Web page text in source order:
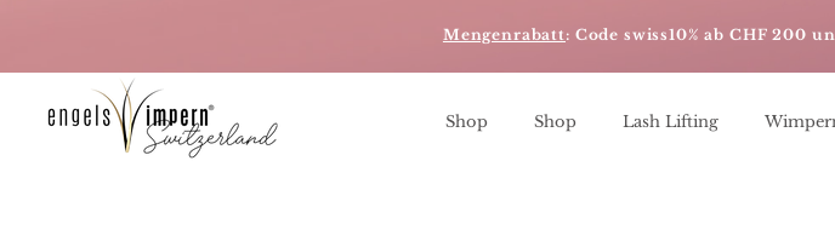
Mengenrabatt: Code swiss10% ab CHF 200
Shop Shop Lash Lifting